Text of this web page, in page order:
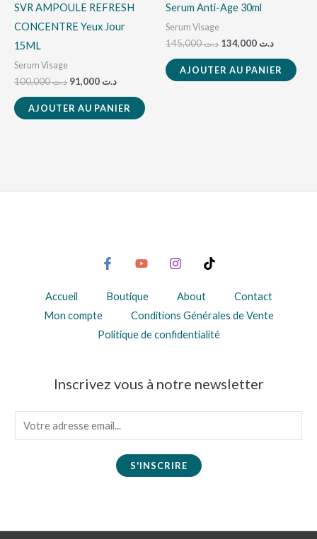
SVR AMPOULE REFRESH
CONCENTRE Yeux Jour
15ML
Serum Visage
د.ت100,000 د.ت
AJOUTER AU PANIER
Serum Anti-Age 30ml
Serum Visage
د.ت145,000 د.ت
AJOUTER AU PANIER
Accueil Boutique About
Contact
Mon compte
Conditions Générales de Vente
Politique de confidentialité
Inscrivez vous à notre newsletter
m
S'INSCRIRE